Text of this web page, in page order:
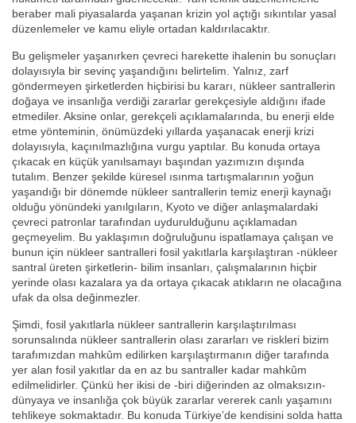
beraber mali piyasalarda yaşanan krizin yol açtığı sıkıntılar yasal
düzenlemeler ve kamu eliyle ortadan kaldırılacaktır.
Bu gelişmeler yaşanırken çevreci harekette ihalenin bu sonuçları
dolayısıyla bir sevinç yaşandığını belirtelim. Yalnız, zarf
göndermeyen şirketlerden hiçbirisi bu kararı, nükleer santrallerin
doğaya ve insanlığa verdiği zararlar gerekçesiyle aldığını ifade
etmediler. Aksine onlar, gerekçeli açıklamalarında, bu enerji elde
etme yönteminin, önümüzdeki yıllarda yaşanacak enerji krizi
dolayısıyla, kaçınılmazlığına vurgu yaptılar. Bu konuda ortaya
çıkacak en küçük yanılsamayı başından yazımızın dışında
tutalım. Benzer şekilde küresel ısınma tartışmalarının yoğun
yaşandığı bir dönemde nükleer santrallerin temiz enerji kaynağı
olduğu yönündeki yanılgıların, Kyoto ve diğer anlaşmalardaki
çevreci patronlar tarafından uydurulduğunu açıklamadan
geçmeyelim. Bu yaklaşımın doğruluğunu ispatlamaya çalışan ve
bunun için nükleer santralleri fosil yakıtlarla karşılaştıran -nükleer
santral üreten şirketlerin- bilim insanları, çalışmalarının hiçbir
yerinde olası kazalara ya da ortaya çıkacak atıkların ne olacağına
ufak da olsa değinmezler.
Şimdi, fosil yakıtlarla nükleer santrallerin karşılaştırılması
sorunsalında nükleer santrallerin olası zararları ve riskleri bizim
tarafımızdan mahkûm edilirken karşılaştırmanın diğer tarafında
yer alan fosil yakıtlar da en az bu santraller kadar mahkûm
edilmelidirler. Çünkü her ikisi de -biri diğerinden az olmaksızın-
dünyaya ve insanlığa çok büyük zararlar vererek canlı yaşamını
tehlikeye sokmaktadır. Bu konuda Türkiye’de kendisini solda hatta